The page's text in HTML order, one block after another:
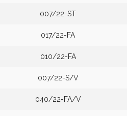
007/22-ST
017/22-FA
010/22-FA
007/22-S/V
040/22-FA/V